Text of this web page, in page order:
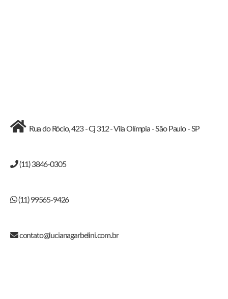
Rua do Rócio, 423 - Cj 312 - Vila Olímpia - São Paulo - SP
(11) 3846-0305
(11) 99565-9426
contato@lucianagarbelini.com.br